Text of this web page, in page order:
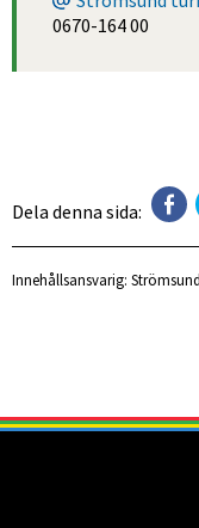
0670-164 00
Dela denna sida:
Innehållsansvarig: